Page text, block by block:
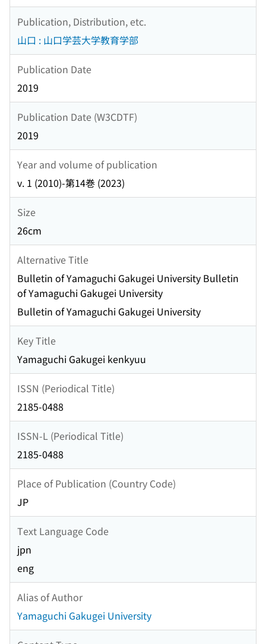
Publication, Distribution, etc.
山口 : 山口学芸大学教育学部
Publication Date
2019
Publication Date (W3CDTF)
2019
Year and volume of publication
v. 1 (2010)-第14巻 (2023)
Size
26cm
Alternative Title
Bulletin of Yamaguchi Gakugei University Bulletin
of Yamaguchi Gakugei University
Bulletin of Yamaguchi Gakugei University
Key Title
Yamaguchi Gakugei kenkyuu
ISSN (Periodical Title)
2185-0488
ISSN-L (Periodical Title)
2185-0488
Place of Publication (Country Code)
JP
Text Language Code
jpn
eng
Alias of Author
Yamaguchi Gakugei University